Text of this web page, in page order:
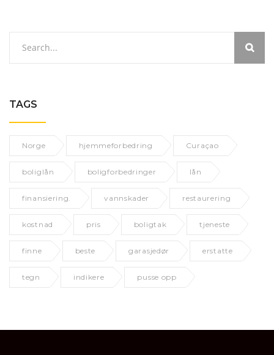
TAGS
Norge hjemmeforbedring Curaçao
boliglån boligforbedringer lån
finansiering. vannskader restaurering
kostnad pris boligtak tjeneste
finne beste garasjedør erstatte
tegn indikere pusse opp